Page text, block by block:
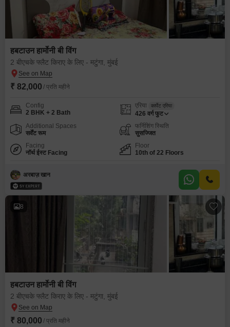
हबटाउन हार्मोनी बी विंग
2 बीएचके फ्लैट किराए के लिए - मटुंगा, मुंबई
₹ 82,000 / प्रति महीने
Config
2 BHK + 2 Bath
एरिया कार्पेट एरिया
426 वर्ग फुट
Additional Spaces
सर्वेंट रूम
फर्निशिंग स्थिति
सुसज्जित
Facing
नॉर्थ ईस्ट Facing
Floor
10th of 22 Floors
अरबाज़ खान
8
हबटाउन हार्मोनी बी विंग
2 बीएचके फ्लैट किराए के लिए - मटुंगा, मुंबई
₹ 80,000 / प्रति महीने